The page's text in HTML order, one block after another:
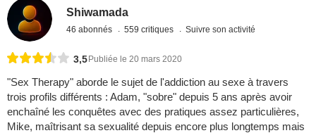
Shiwamada
46 abonnés 559 critiques Suivre son activité
3,5 Publiée le 20 mars 2020
"Sex Therapy" aborde le sujet de l'addiction au sexe à travers
trois profils différents : Adam, "sobre" depuis 5 ans après avoir
enchaîné les conquêtes avec des pratiques assez particulières,
Mike, maîtrisant sa sexualité depuis encore plus longtemps mais